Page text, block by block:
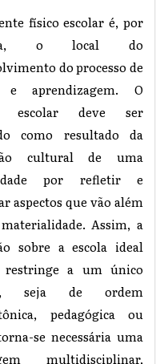
físico escolar é, por
o local do
do processo de
e aprendizagem. O
escolar deve ser
como resultado da
cultural de uma
por refletir e
aspectos que vão além
Assim, a
sobre a escola ideal
restringe a um único
seja de ordem
pedagógica ou
se necessária uma
multidisciplinar,